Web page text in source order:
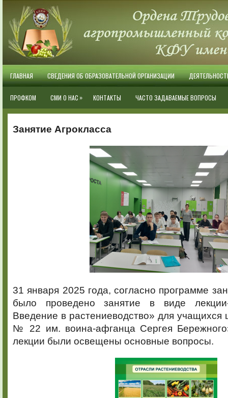
ГЛАВНАЯ СВЕДЕНИЯ ОБ ОБРАЗОВАТЕЛЬНОЙ ОРГАНИЗАЦИИ
ПРОФКОМ СМИ О НАС » КОНТАКТЫ ЧАСТО ЗАДАВАЕМЫЕ ВОПРОСЫ
Занятие Агрокласса
31 января 2025 года, согласно программе
было проведено занятие в виде
Введение в растениеводство» для
№ 22 им. воина-афганца Сергея
лекции были освещены основные вопросы.